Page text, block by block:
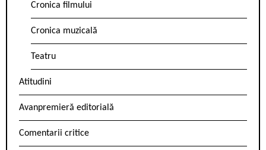
Cronica filmului
Cronica muzicală
Teatru
Atitudini
Avanpremieră editorială
Comentarii critice